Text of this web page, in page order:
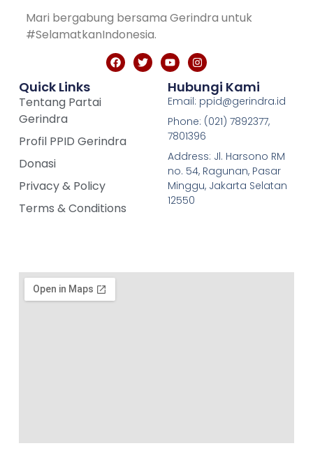
Mari bergabung bersama Gerindra untuk
#SelamatkanIndonesia.
Quick Links
Tentang Partai
Gerindra
Profil PPID Gerindra
Donasi
Privacy & Policy
Terms & Conditions
Hubungi Kami
Email: ppid@gerindra.id
Phone: (021) 7892377,
7801396
Address: Jl. Harsono RM
no. 54, Ragunan, Pasar
Minggu, Jakarta Selatan
12550